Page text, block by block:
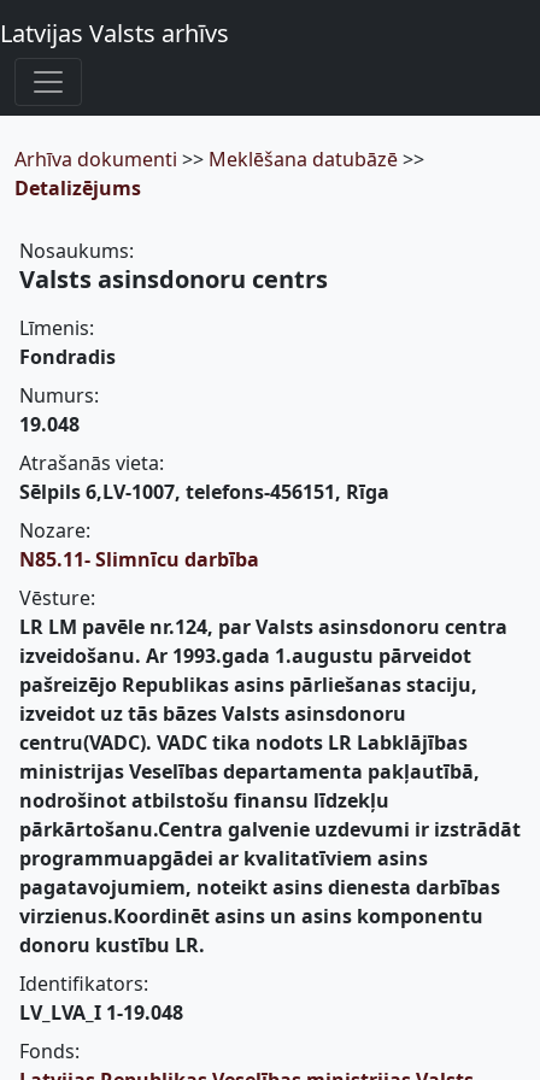
Latvijas Valsts arhīvs
Arhīva dokumenti >> Meklēšana datubāzē>>
Detalizējums
Nosaukums:
Valsts asinsdonoru centrs
Līmenis:
Fondradis
Numurs:
19.048
Atrašanās vieta:
Sēlpils 6,LV-1007, telefons-456151, Rīga
Nozare:
N85.11- Slimnīcu darbība
Vēsture:
LR LM pavēle nr.124, par Valsts asinsdonoru centra
izveidošanu. Ar 1993.gada 1.augustu pārveidot
pašreizējo Republikas asins pārliešanas staciju,
izveidot uz tās bāzes Valsts asinsdonoru
centru(VADC). VADC tika nodots LR Labklājības
ministrijas Veselības departamenta pakļautībā,
nodrošinot atbilstošu finansu līdzekļu
pārkārtošanu.Centra galvenie uzdevumi ir izstrādāt
programmuapgādei ar kvalitatīviem asins
pagatavojumiem, noteikt asins dienesta darbības
virzienus.Koordinēt asins un asins komponentu
donoru kustību LR.
Identifikators:
LV_LVA_I 1-19.048
Fonds: